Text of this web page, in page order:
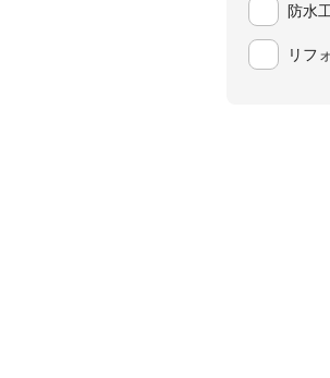
防水
リフ